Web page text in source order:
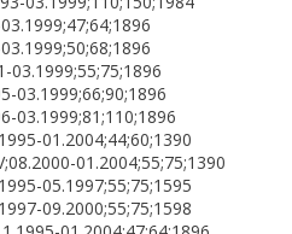
03.1999;55;75;1896
03.1999;66;90;1896
03.1999;81;110;1896
01.2004;44;60;1390
01.2004;55;75;1390
05.1997;55;75;1595
09.2000;55;75;1598